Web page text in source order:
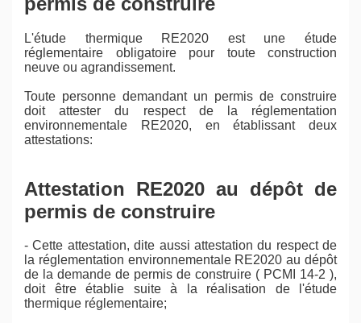
L'étude thermique RE2020 est une étude
réglementaire obligatoire pour toute construction
neuve ou agrandissement.
Toute personne demandant un permis de construire
doit attester du respect de la réglementation
environnementale RE2020, en établissant deux
attestations:
Attestation RE2020 au dépôt de
permis de construire
- Cette attestation, dite aussi attestation du respect de
la réglementation environnementale RE2020 au dépôt
de la demande de permis de construire ( PCMI 14-2 ),
doit être établie suite à la réalisation de l'étude
thermique réglementaire;